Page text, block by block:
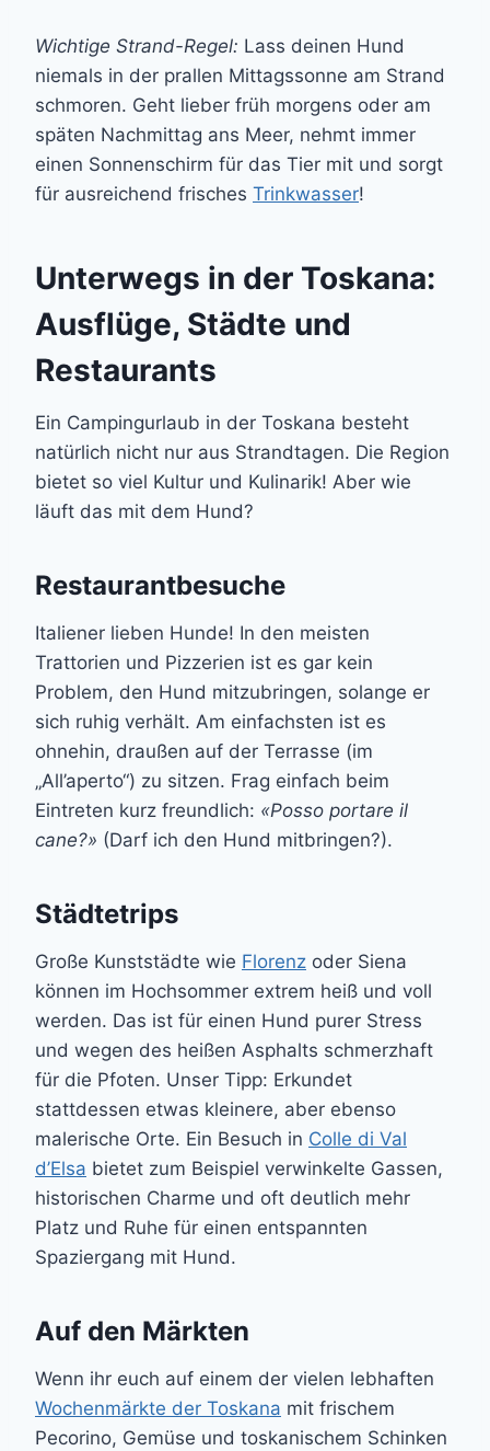
Wichtige Strand-Regel: Lass deinen Hund
niemals in der prallen Mittagssonne am Strand
schmoren. Geht lieber früh morgens oder am
späten Nachmittag ans Meer, nehmt immer
einen Sonnenschirm für das Tier mit und sorgt
für ausreichend frisches Trinkwasser!
Unterwegs in der Toskana:
Ausflüge, Städte und
Restaurants
Ein Campingurlaub in der Toskana besteht
natürlich nicht nur aus Strandtagen. Die Region
bietet so viel Kultur und Kulinarik! Aber wie
läuft das mit dem Hund?
Restaurantbesuche
Italiener lieben Hunde! In den meisten
Trattorien und Pizzerien ist es gar kein
Problem, den Hund mitzubringen, solange er
sich ruhig verhält. Am einfachsten ist es
ohnehin, draußen auf der Terrasse (im
„All’aperto“) zu sitzen. Frag einfach beim
Eintreten kurz freundlich: «Posso portare il
cane?» (Darf ich den Hund mitbringen?).
Städtetrips
Große Kunststädte wie Florenz oder Siena
können im Hochsommer extrem heiß und voll
werden. Das ist für einen Hund purer Stress
und wegen des heißen Asphalts schmerzhaft
für die Pfoten. Unser Tipp: Erkundet
stattdessen etwas kleinere, aber ebenso
malerische Orte. Ein Besuch in Colle di Val
d’Elsa bietet zum Beispiel verwinkelte Gassen,
historischen Charme und oft deutlich mehr
Platz und Ruhe für einen entspannten
Spaziergang mit Hund.
Auf den Märkten
Wenn ihr euch auf einem der vielen lebhaften
Wochenmärkte der Toskana mit frischem
Pecorino, Gemüse und toskanischem Schinken